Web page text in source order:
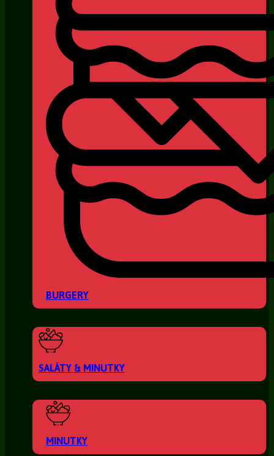
BURGERY
SALÁTY & MINUTKY
MINUTKY